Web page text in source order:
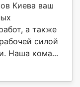
Киева ваш
а также
силой
Наша кома...